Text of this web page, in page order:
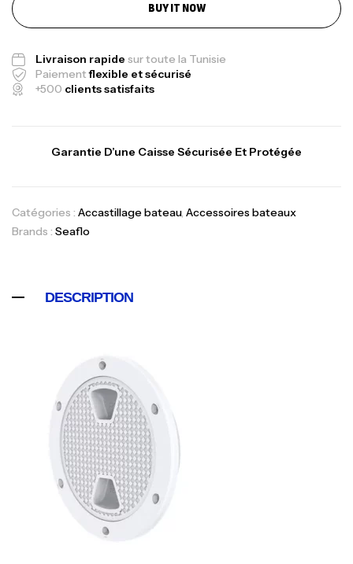
BUY IT NOW
Livraison rapide sur toute la Tunisie
Paiementflexible et sécurisé
+500 clients satisfaits
Garantie D’une Caisse Sécurisée Et Protégée
Catégories : Accastillage bateau, Accessoires bateaux
Brands : Seaflo
DESCRIPTION